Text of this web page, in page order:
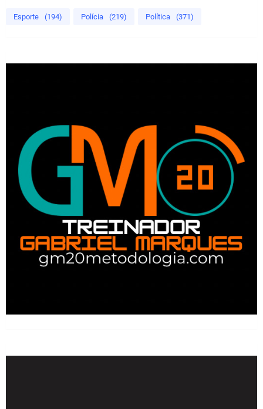
Esporte (194) Polícia (219) Política (371)